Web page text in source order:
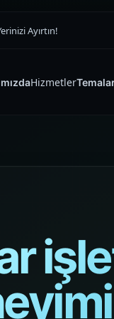
Ayırtın!
Hizmetler
sitesi
Müşteri Paneli